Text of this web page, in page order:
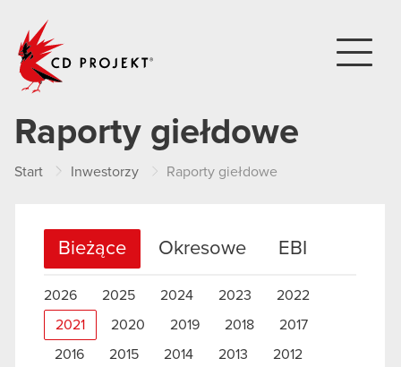
Raporty giełdowe
Start Inwestorzy Raporty giełdowe
Bieżące Okresowe EBI
2026 2025 2024 2023 2022
2021 2020 2019 2018 2017
2016 2015 2014 2013
2012